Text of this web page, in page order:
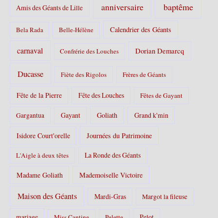
Amis des Géants de Lille anniversaire baptême
Bela Rada Belle-Hélène Calendrier des Géants
carnaval Confrérie des Louches Dorian Demarcq
Ducasse Fiète des Rigolos Frères de Géants
Fête de la Pierre Fête des Louches Fêtes de Gayant
Gargantua Gayant Goliath Grand k'min
Isidore Court'orelle Journées du Patrimoine
L'Aigle à deux têtes La Ronde des Géants
Madame Goliath Mademoiselle Victoire
Maison des Géants Mardi-Gras Margot la fileuse